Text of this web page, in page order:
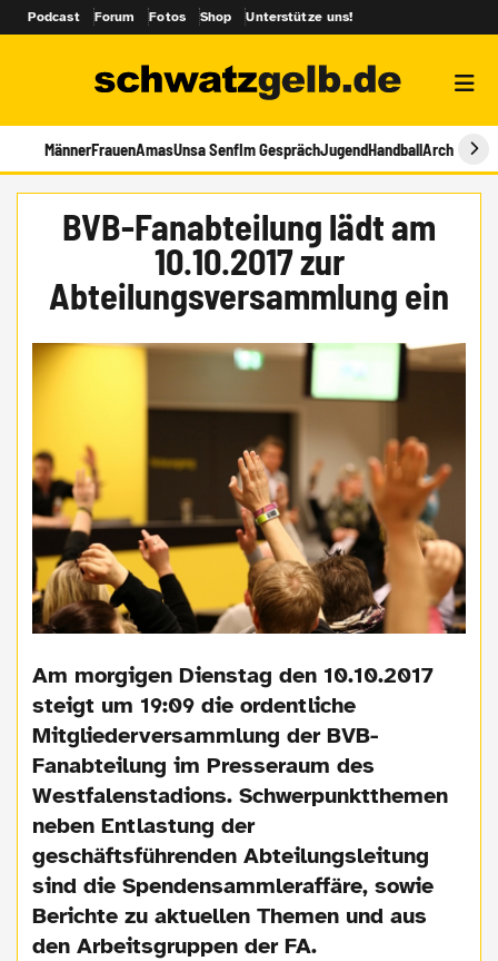
Podcast Forum Fotos Shop Unterstütze uns!
MännerFrauenAmasUnsa SenfIm GesprächJugendHandballArchiv
BVB-Fanabteilung lädt am
10.10.2017 zur
Abteilungsversammlung ein
Am morgigen Dienstag den 10.10.2017
steigt um 19:09 die ordentliche
Mitgliederversammlung der BVB-
Fanabteilung im Presseraum des
Westfalenstadions. Schwerpunktthemen
neben Entlastung der
geschäftsführenden Abteilungsleitung
sind die Spendensammleraffäre, sowie
Berichte zu aktuellen Themen und aus
den Arbeitsgruppen der FA.